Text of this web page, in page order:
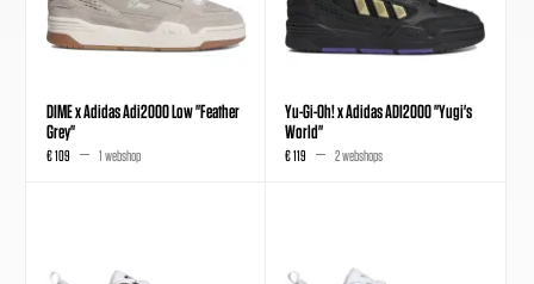
DIME x Adidas Adi2000 Low "Feather
Grey"
€ 109 1 webshop
Yu-Gi-Oh! x Adidas ADI2000 "Yugi's
World"
€ 119 2 webshops